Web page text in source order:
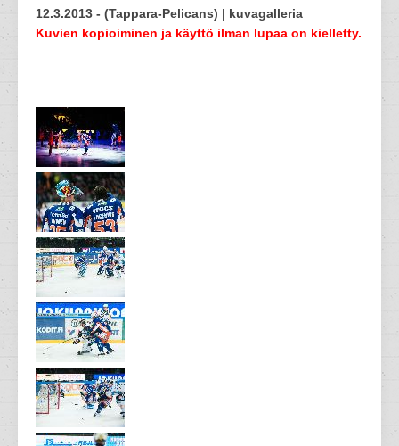
12.3.2013 - (Tappara-Pelicans) | kuvagalleria
Kuvien kopioiminen ja käyttö ilman lupaa on kielletty.